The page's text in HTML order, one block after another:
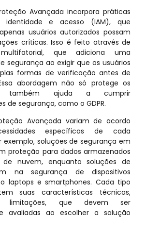
Avançada incorpora práticas
e acesso (IAM), que
usuários autorizados possam
críticas. Isso é feito através de
que adiciona uma
segurança ao exigir que os usuários
formas de verificação antes de
abordagem não só protege os
também ajuda a cumprir
de segurança, como o GDPR.
Avançada variam de acordo
específicas de cada
exemplo, soluções de segurança em
proteção para dados armazenados
nuvem, enquanto soluções de
na segurança de dispositivos
laptops e smartphones. Cada tipo
suas características técnicas,
limitações, que devem ser
avaliadas ao escolher a solução